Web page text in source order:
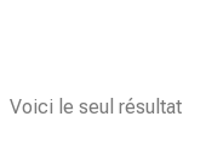
Voici le seul résultat